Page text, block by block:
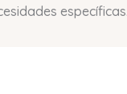
específicas.